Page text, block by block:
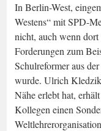
In Berlin-West,
Westens“ mit SPD-
nicht, auch wenn dort
Forderungen zum
Schulreformer aus
wurde. Ulrich
Nähe erlebt hat,
Kollegen einen